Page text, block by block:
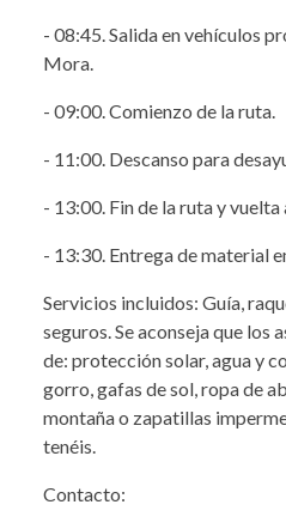
- 08:45. Salida en vehículos
Mora.
- 09:00. Comienzo de la ruta.
- 11:00. Descanso para
- 13:00. Fin de la ruta y
- 13:30. Entrega de material
Servicios incluidos: Guía,
seguros. Se aconseja que los
de: protección solar, agua y
gorro, gafas de sol, ropa de
montaña o zapatillas
tenéis.
Contacto: